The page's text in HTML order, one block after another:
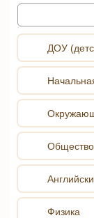
ДОУ
Физика